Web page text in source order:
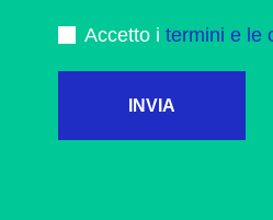
Accetto i termini e le
INVIA